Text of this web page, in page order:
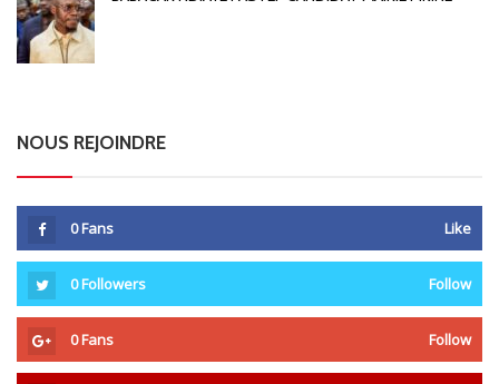
NOUS REJOINDRE
0Fans Like
0Followers Follow
0Fans Follow